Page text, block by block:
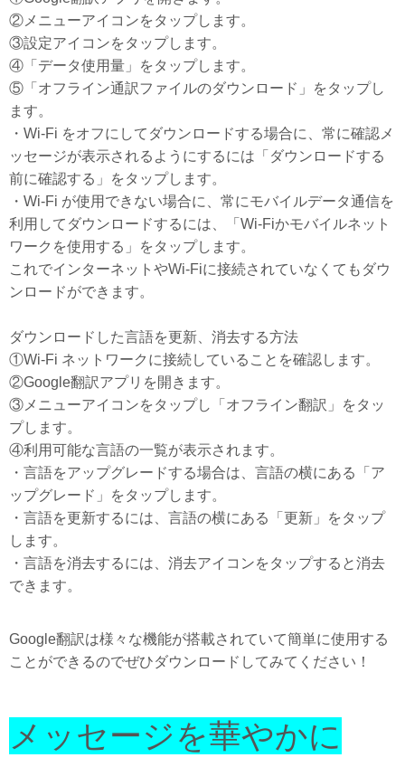
②メニューアイコンをタップします。
③設定アイコンをタップします。
④「データ使用量」をタップします。
⑤「オフライン通訳ファイルのダウンロード」をタップし
ます。
・Wi-Fi をオフにしてダウンロードする場合に、常に確認メ
ッセージが表示されるようにするには「ダウンロードする
前に確認する」をタップします。
・Wi-Fi が使用できない場合に、常にモバイルデータ通信を
利用してダウンロードするには、「Wi-Fiかモバイルネット
ワークを使用する」をタップします。
これでインターネットやWi-Fiに接続されていなくてもダウ
ンロードができます。
ダウンロードした言語を更新、消去する方法
①Wi-Fi ネットワークに接続していることを確認します。
②Google翻訳アプリを開きます。
③メニューアイコンをタップし「オフライン翻訳」をタッ
プします。
④利用可能な言語の一覧が表示されます。
・言語をアップグレードする場合は、言語の横にある「ア
ップグレード」をタップします。
・言語を更新するには、言語の横にある「更新」をタップ
します。
・言語を消去するには、消去アイコンをタップすると消去
できます。
Google翻訳は様々な機能が搭載されていて簡単に使用する
ことができるのでぜひダウンロードしてみてください！
メッセージを華やかに